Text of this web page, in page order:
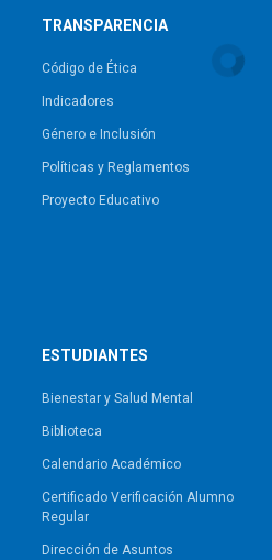
TRANSPARENCIA
Código de Ética
Indicadores
Género e Inclusión
Políticas y Reglamentos​
Proyecto Educativo
ESTUDIANTES
Bienestar y Salud Mental
Biblioteca
Calendario Académico
Certificado Verificación Alumno
Regular
Dirección de Asuntos